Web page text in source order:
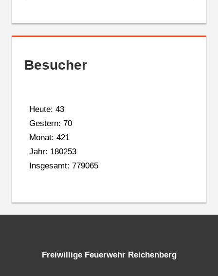
Besucher
Heute: 43
Gestern: 70
Monat: 421
Jahr: 180253
Insgesamt: 779065
Freiwillige Feuerwehr Reichenberg